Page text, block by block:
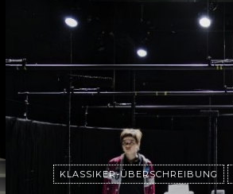
KLASSIKER-ÜBERSCHREIBUNG